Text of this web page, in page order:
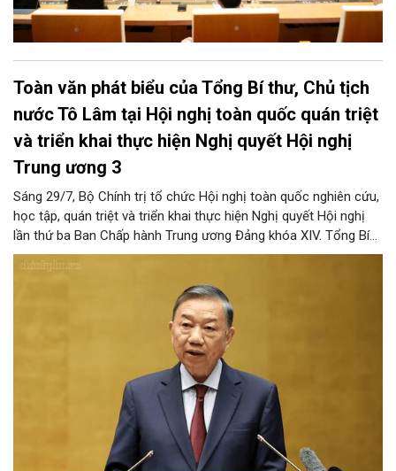
Toàn văn phát biểu của Tổng Bí thư, Chủ tịch
nước Tô Lâm tại Hội nghị toàn quốc quán triệt
và triển khai thực hiện Nghị quyết Hội nghị
Trung ương 3
Sáng 29/7, Bộ Chính trị tổ chức Hội nghị toàn quốc nghiên cứu,
học tập, quán triệt và triển khai thực hiện Nghị quyết Hội nghị
lần thứ ba Ban Chấp hành Trung ương Đảng khóa XIV. Tổng Bí
thư, Chủ tịch nước Tô Lâm đã có bài phát biểu chỉ đạo quan
trọng. Tạp chí Người Hà Nội trân trọng giới thiệu toàn văn bài
phát biểu của đồng chí Tổng Bí thư, Chủ tịch nước.